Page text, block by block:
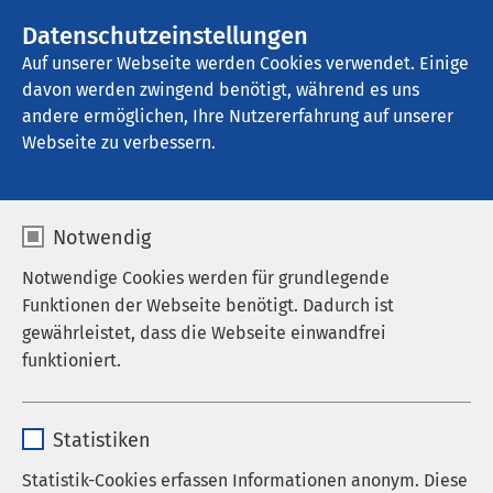
Datenschutzeinstellungen
Auf unserer Webseite werden Cookies verwendet. Einige
davon werden zwingend benötigt, während es uns
andere ermöglichen, Ihre Nutzererfahrung auf unserer
Webseite zu verbessern.
Notwendig
Notwendige Cookies werden für grundlegende
Funktionen der Webseite benötigt. Dadurch ist
gewährleistet, dass die Webseite einwandfrei
funktioniert.
Anbieter sgalinski
Statistiken
Statistik-Cookies erfassen Informationen anonym. Diese
Startseite der AMEOS Gruppe Aktuelles
AMEOS bewegt was
Die AMEOS Gruppe investierte pro Jahr zusätzlich
zu den erhaltenen Fördermitteln eine zweistellige
Millionen Euro Summe an Eigenmitteln in die
in verschiedenste Projekte: Neubauten,
Renovierungen, technische Geräte, Mobiliar und
vieles mehr.